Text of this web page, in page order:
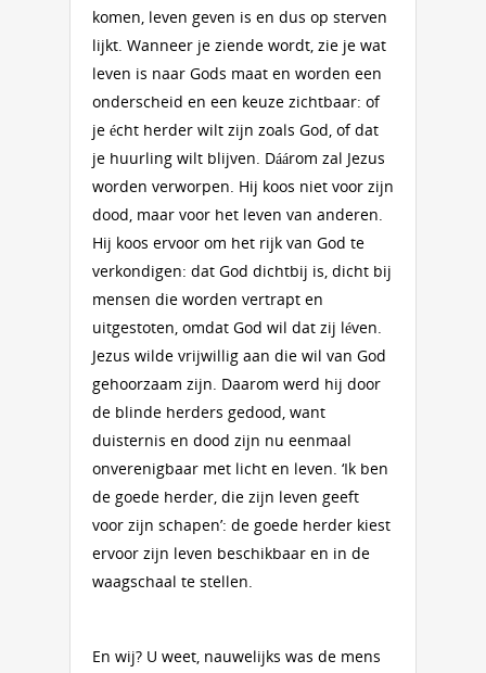
komen, leven geven is en dus op sterven
lijkt. Wanneer je ziende wordt, zie je wat
leven is naar Gods maat en worden een
onderscheid en een keuze zichtbaar: of
je écht herder wilt zijn zoals God, of dat
je huurling wilt blijven. Dáárom zal Jezus
worden verworpen. Hij koos niet voor zijn
dood, maar voor het leven van anderen.
Hij koos ervoor om het rijk van God te
verkondigen: dat God dichtbij is, dicht bij
mensen die worden vertrapt en
uitgestoten, omdat God wil dat zij léven.
Jezus wilde vrijwillig aan die wil van God
gehoorzaam zijn. Daarom werd hij door
de blinde herders gedood, want
duisternis en dood zijn nu eenmaal
onverenigbaar met licht en leven. ‘Ik ben
de goede herder, die zijn leven geeft
voor zijn schapen’: de goede herder kiest
ervoor zijn leven beschikbaar en in de
waagschaal te stellen.
En wij? U weet, nauwelijks was de mens